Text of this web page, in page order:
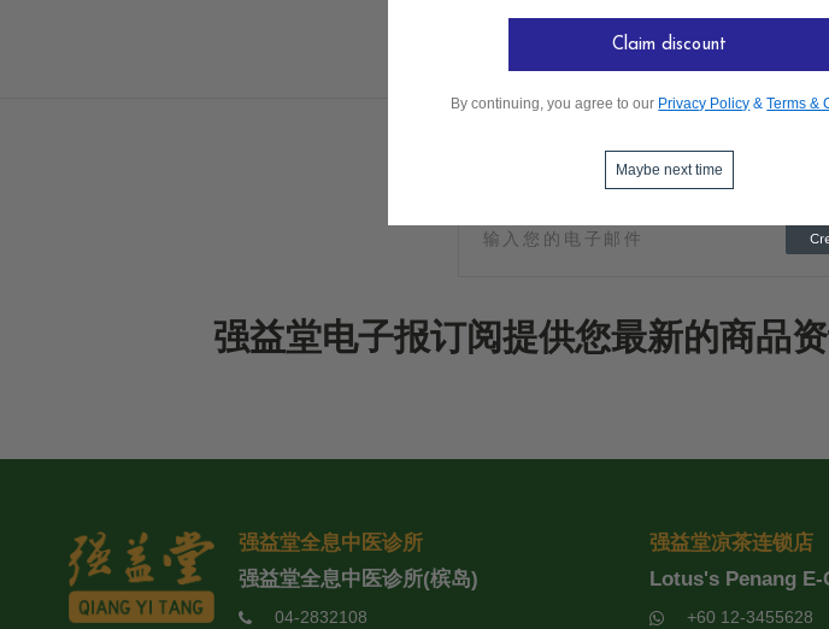
强益堂电子报订阅提供您最新的商品
强益堂全息中医诊所
强益堂全息中医诊所(槟岛)
04-2832108
强益堂凉茶连锁店
Lotus's Penang E-
+60 12-3455628
Claim discount
By continuing, you agree to our Privacy Policy &Terms &
Maybe next time